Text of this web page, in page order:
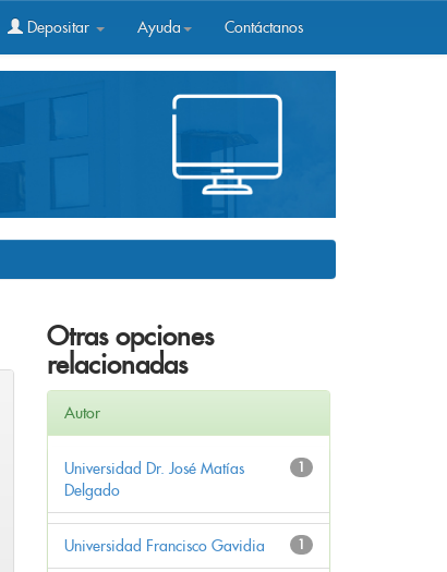
Depositar Ayuda Contáctanos
Otras opciones
relacionadas
Autor
1
Universidad Dr. José Matías
Delgado
1
Universidad Francisco Gavidia